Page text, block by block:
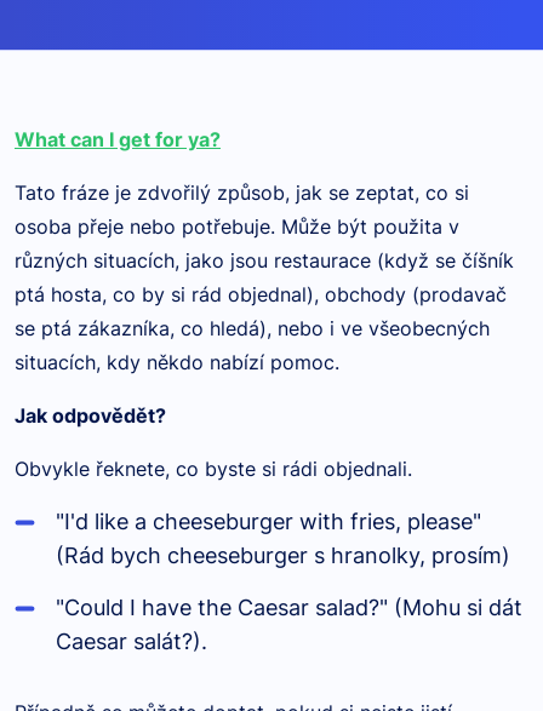
What can I get for ya?
Tato fráze je zdvořilý způsob, jak se zeptat, co si
osoba přeje nebo potřebuje. Může být použita v
různých situacích, jako jsou restaurace (když se číšník
ptá hosta, co by si rád objednal), obchody (prodavač
se ptá zákazníka, co hledá), nebo i ve všeobecných
situacích, kdy někdo nabízí pomoc.
Jak odpovědět?
Obvykle řeknete, co byste si rádi objednali.
"I'd like a cheeseburger with fries, please"
(Rád bych cheeseburger s hranolky, prosím)
"Could I have the Caesar salad?" (Mohu si dát
Caesar salát?).